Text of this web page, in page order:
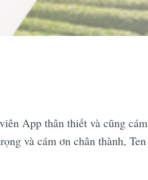
App thân thiết và cũng cám
và cám ơn chân thành, Ten